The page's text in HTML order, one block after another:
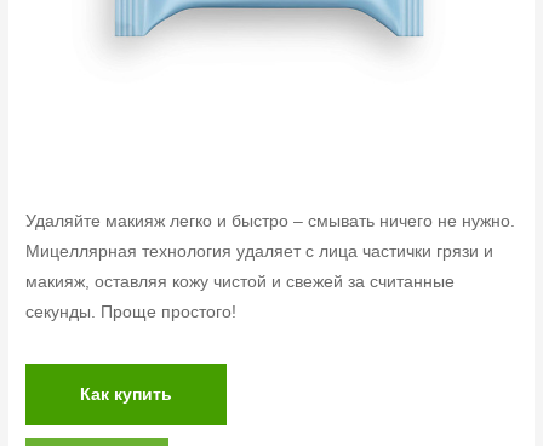
Удаляйте макияж легко и быстро – смывать ничего не нужно.
Мицеллярная технология удаляет с лица частички грязи и
макияж, оставляя кожу чистой и свежей за считанные
секунды. Проще простого!
Как купить